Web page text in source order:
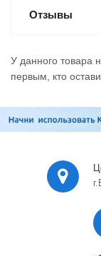
Отзывы
У данного товара
первым, кто